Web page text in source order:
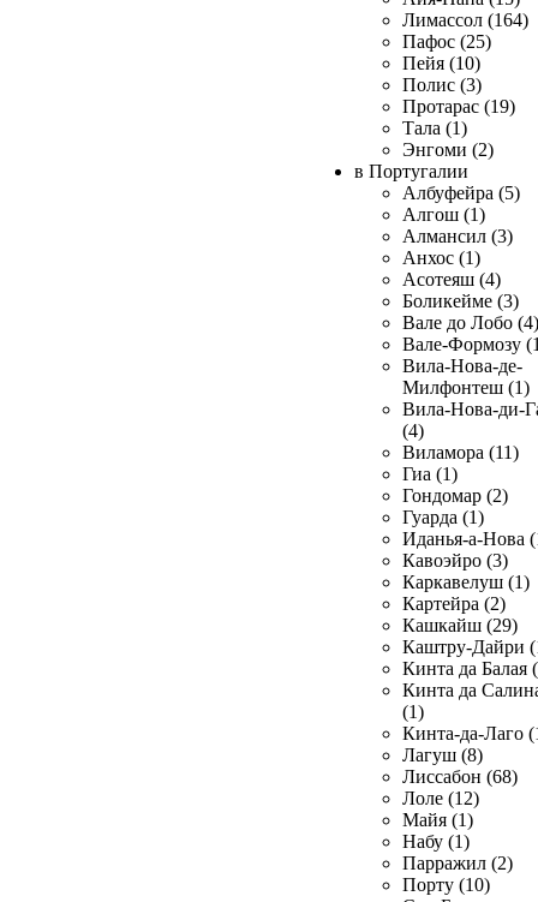
Лимассол (164)
Пафос (25)
Пейя (10)
Полис (3)
Протарас (19)
Тала (1)
Энгоми (2)
в Португалии
Албуфейра (5)
Алгош (1)
Алмансил (3)
Анхос (1)
Асотеяш (4)
Боликейме (3)
Вале до Лобо (4)
Вале-Формозу
Вила-Нова-де-
Милфонтеш (1)
Вила-Нова-ди-
(4)
Виламора (11)
Гиа (1)
Гондомар (2)
Гуарда (1)
Иданья-а-Нова
Кавоэйро (3)
Каркавелуш (1)
Картейра (2)
Кашкайш (29)
Каштру-Дайри
Кинта да Балая
Кинта да
(1)
Кинта-да-Лаго
Лагуш (8)
Лиссабон (68)
Лоле (12)
Майя (1)
Набу (1)
Парражил (2)
Порту (10)